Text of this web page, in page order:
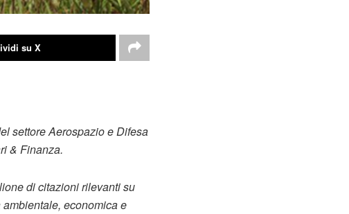
su X
settore Aerospazio e Difesa
& Finanza.
di citazioni rilevanti su
economica e